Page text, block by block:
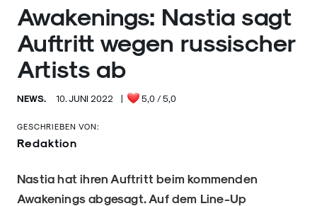
Awakenings: Nastia sagt
Auftritt wegen russischer
Artists ab
NEWS. 10. JUNI 2022 | 5,0 / 5,0
GESCHRIEBEN VON:
Redaktion
Nastia hat ihren Auftritt beim kommenden
Awakenings abgesagt. Auf dem Line-Up